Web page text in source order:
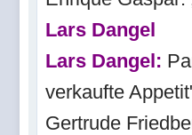
Lars Dangel
Lars Dangel:
verkaufte
Gertrude